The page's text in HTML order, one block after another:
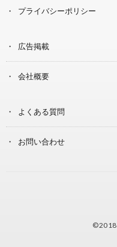
プライバシーポリシー
広告掲載
会社概要
よくある質問
お問い合わせ
©2018